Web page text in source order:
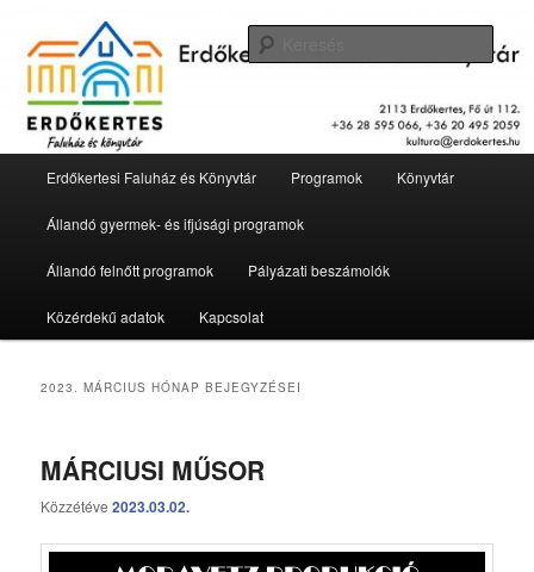
elsődleges
tartalomra
másodlagos
tartalomraErdőkertesi Faluház és Könyvtár
Erdőkertesi Faluház és Könyvtár Programok Könyvtár
Állandó gyermek- és ifjúsági programok
Állandó felnőtt programok Pályázati beszámolók
Közérdekű adatok Kapcsolat
2023. MÁRCIUS HÓNAP BEJEGYZÉSEI
MÁRCIUSI MŰSOR
Közzétéve2023.03.02.